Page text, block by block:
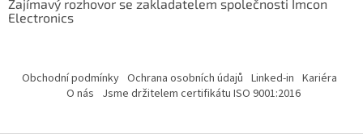
Zajímavý rozhovor se zakladatelem společnosti Imcon
Electronics
Obchodní podmínky Ochrana osobních údajů Linked-in Kariéra
O nás Jsme držitelem certifikátu ISO 9001:2016